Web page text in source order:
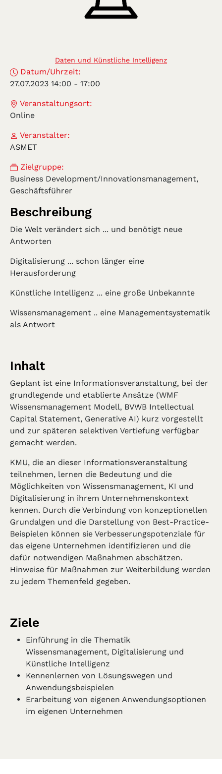
Daten und Künstliche Intelligenz
Datum/Uhrzeit:
27.07.2023 14:00 - 17:00
Veranstaltungsort:
Online
Veranstalter:
ASMET
Zielgruppe:
Business Development/Innovationsmanagement,
Geschäftsführer
Beschreibung
Die Welt verändert sich ... und benötigt neue
Antworten
Digitalisierung ... schon länger eine
Herausforderung
Künstliche Intelligenz ... eine große Unbekannte
Wissensmanagement .. eine Managementsystematik
als Antwort
Inhalt
Geplant ist eine Informationsveranstaltung, bei der
grundlegende und etablierte Ansätze (WMF
Wissensmanagement Modell, BVWB Intellectual
Capital Statement, Generative AI) kurz vorgestellt
und zur späteren selektiven Vertiefung verfügbar
gemacht werden.
KMU, die an dieser Informationsveranstaltung
teilnehmen, lernen die Bedeutung und die
Möglichkeiten von Wissensmanagement, KI und
Digitalisierung in ihrem Unternehmenskontext
kennen. Durch die Verbindung von konzeptionellen
Grundalgen und die Darstellung von Best-Practice-
Beispielen können sie Verbesserungspotenziale für
das eigene Unternehmen identifizieren und die
dafür notwendigen Maßnahmen abschätzen.
Hinweise für Maßnahmen zur Weiterbildung werden
zu jedem Themenfeld gegeben.
Ziele
Einführung in die Thematik
Wissensmanagement, Digitalisierung und
Künstliche Intelligenz
Kennenlernen von Lösungswegen und
Anwendungsbeispielen
Erarbeitung von eigenen Anwendungsoptionen
im eigenen Unternehmen